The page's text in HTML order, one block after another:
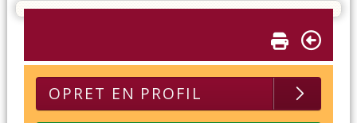
OPRET EN PROFIL